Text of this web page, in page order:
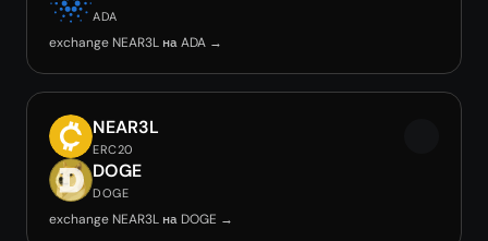
ADA
exchange NEAR3L на ADA →
NEAR3L
ERC20
DOGE
DOGE
exchange NEAR3L на DOGE →